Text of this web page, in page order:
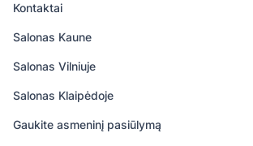
Kontaktai
Salonas Kaune
Salonas Vilniuje
Salonas Klaipėdoje
Gaukite asmeninį pasiūlymą